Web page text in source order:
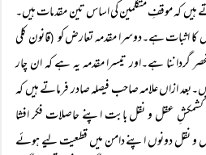
ہیں کہ موقفِ متکلمین کی اساس تین مقدمات ہیں۔
کا اثبات ہے۔دوسرا مقدمہ تعارض کو(قانون کلی
گرداننا ہے۔اور تیسرا مقدمہ یہ ہے کہ ان چار
ازاں علامہ صاحب فیصلہ صادر فرماتے ہیں کہ
عقل و نقل بابت اپنے حاصلات فکر افشا
و نقل دونوں اپنے دامن میں قطعیت لیے ہوئے